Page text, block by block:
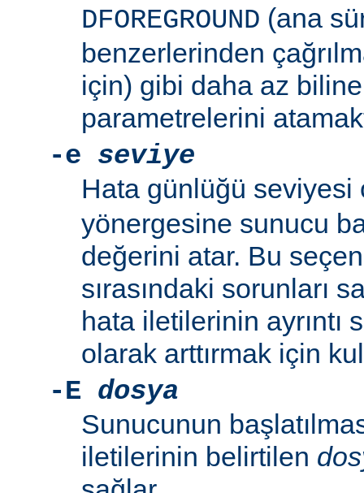
DFOREGROUND (ana
benzerlerinden
için) gibi daha az
parametrelerini
-e seviye
Hata günlüğü
yönergesine sunucu
değerini atar. Bu
sırasındaki sorunları
hata iletilerinin ayrıntı
olarak arttırmak için
-E dosya
Sunucunun
iletilerinin belirtilen